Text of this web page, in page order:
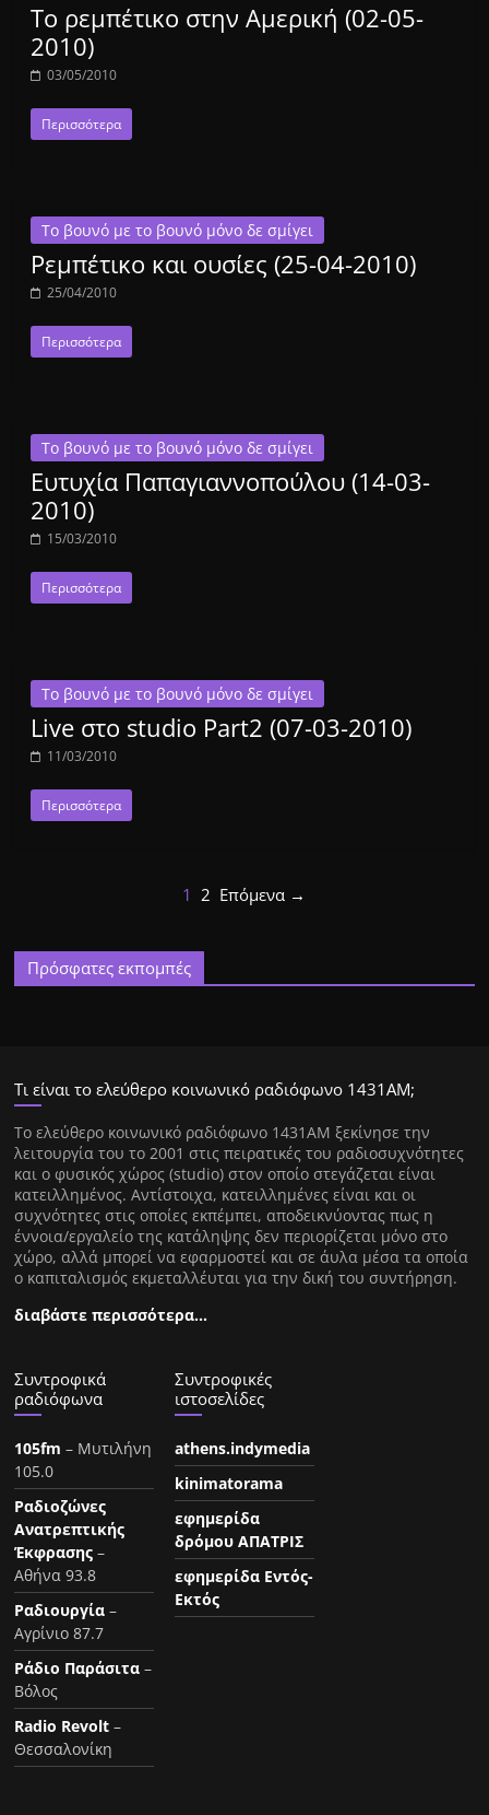
Το ρεμπέτικο στην Αμερική (02-05-
2010)
03/05/2010
Περισσότερα
Το βουνό με το βουνό μόνο δε σμίγει
Ρεμπέτικο και ουσίες (25-04-2010)
25/04/2010
Περισσότερα
Το βουνό με το βουνό μόνο δε σμίγει
Ευτυχία Παπαγιαννοπούλου (14-03-
2010)
15/03/2010
Περισσότερα
Το βουνό με το βουνό μόνο δε σμίγει
Live στο studio Part2 (07-03-2010)
11/03/2010
Περισσότερα
1 2 Επόμενα →
Πρόσφατες εκπομπές
Τι είναι το ελεύθερο κοινωνικό ραδιόφωνο 1431ΑΜ;
Tο ελεύθερο κοινωνικό ραδιόφωνο 1431AM ξεκίνησε την
λειτουργία του το 2001 στις πειρατικές του ραδιοσυχνότητες
και ο φυσικός χώρος (studio) στον οποίο στεγάζεται είναι
κατειλλημένος. Αντίστοιχα, κατειλλημένες είναι και οι
συχνότητες στις οποίες εκπέμπει, αποδεικνύοντας πως η
έννοια/εργαλείο της κατάληψης δεν περιορίζεται μόνο στο
χώρο, αλλά μπορεί να εφαρμοστεί και σε άυλα μέσα τα οποία
ο καπιταλισμός εκμεταλλέυται για την δική του συντήρηση.
διαβάστε περισσότερα…
Συντροφικά
ραδιόφωνα
105fm – Μυτιλήνη
105.0
Ραδιοζώνες
Ανατρεπτικής
Έκφρασης –
Αθήνα 93.8
Ραδιουργία –
Αγρίνιο 87.7
Ράδιο Παράσιτα –
Βόλος
Radio Revolt –
Θεσσαλονίκη
Συντροφικές
ιστοσελίδες
athens.indymedia
kinimatorama
εφημερίδα
δρόμου ΑΠΑΤΡΙΣ
εφημερίδα Εντός-
Εκτός